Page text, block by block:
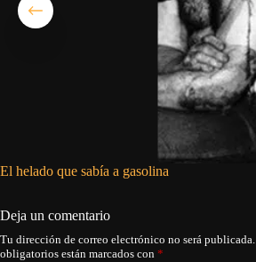
El helado que sabía a gasolina
Deja un comentario
Tu dirección de correo electrónico no será publicada.
obligatorios están marcados con *